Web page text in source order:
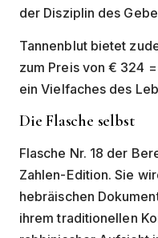
der Disziplin des
Tannenblut bietet
zum Preis von € 324
ein Vielfaches des
Die Flasche selbst
Flasche Nr. 18 der
Zahlen-Edition. Sie
hebräischen
ihrem traditionellen